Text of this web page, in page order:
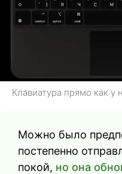
Клавиатура прямо как у
Можно было
постепенно
покой, но она